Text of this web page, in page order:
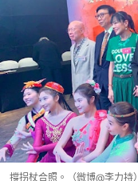
撐拐杖合照。（微博@李力持）